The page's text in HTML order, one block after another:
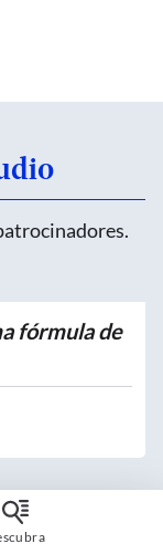
fórmula de
recebem